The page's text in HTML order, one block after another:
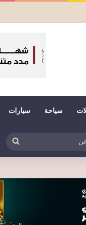
سياحة سيارات
عن